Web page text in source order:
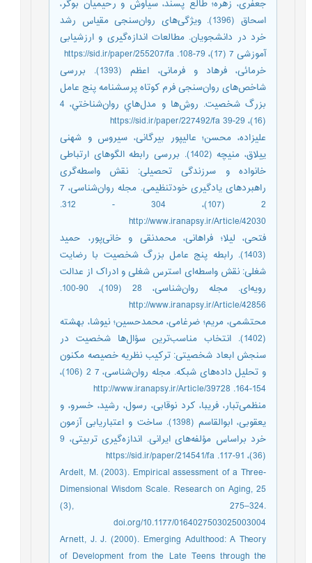
جعفری، زهره؛ طالع پسند، سیاوش و رحیمیان بوگر،
اسحاق (1396). ویژگی‌های روان‌سنجی مقیاس رشد
خرد در دانشجویان. مطالعات اندازه‌گیری و ارزشیابی
آموزشی 7 (17)، 79-108. https://sid.ir/paper/255207/fa
خرمائی، فرهاد و فرمانی، اعظم (1393). بررسی
شاخص‌‌های روان‌‌سنجی فرم کوتاه پرسشنامه پنج عامل
بزرگ شخصیت. روش‌‌ها و مد‌‌ل‌هاي روان‌شناختي، 4
علیزاده، محسن؛ عالیپور بیرگانی، سیروس و شهنی
ییلاق، منیچه (1402). بررسی رابطه الگوهای ارتباطی
خانواده و سرزندگی تحصیلی: نقش واسطه‌گری
راهبردهای یادگیری خودتنظیمی. مجله روا‌‌ن‌شناسی، 7
2 (107)، 304 - 312.
http://www.iranapsy.ir/Article/42030
فتحی، لیلا؛ فراهانی، محمدنقی و خانی‌‌پور، حمید
(1403). رابطه پنج عامل بزرگ شخصیت با رضایت
شغلی: نقش واسطه‌ای استرس شغلی و ادراک از عدالت
رویه‌ای. مجله روان‌شناسی، 28 (109)، 90-100.
http://www.iranapsy.ir/Article/42856
محتشمی، مریم؛ ضرغامی، محمدحسین؛ نیوشا، بهشته
(1402). انتخاب مناسب‌ترین سؤال‌ها شخصیت در
سنجش ابعاد شخصیتی: ترکیب نظریه خصیصه مکنون
و تحلیل داده‌های شبکه. مجله روان‌شناسی، 7 2 (106)،
154-164. http://www.iranapsy.ir/Article/39728
منظمی‌تبار، فریبا، کرد نوقابی، رسول، رشید، خسرو، و
یعقوبی، ابوالقاسم (1398). ساخت و اعتباریابی آزمون
خرد براساس مؤلفه‌‌های ایرانی. اندازه‌گیری تربیتی، 9
Ardelt, M. (2003). Empirical assessment of a Three-
Dimensional Wisdom Scale. Research on Aging, 25
(3), 275–324.
doi.org/10.1177/0164027503025003004
Arnett, J. J. (2000). Emerging Adulthood: A Theory
of Development from the Late Teens through the